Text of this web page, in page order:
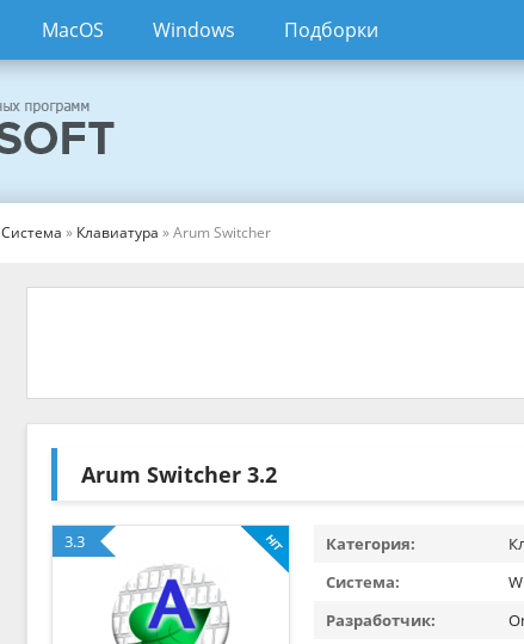
MacOS Windows Подборки
Система » Клавиатура » Arum Switcher
Arum Switcher 3.2
3.3 Категория:
Система:
Разработчик: